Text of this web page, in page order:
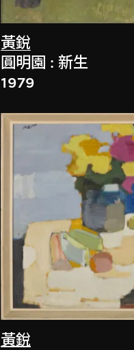
黃銳
圓明園 : 新生
1979
黃銳